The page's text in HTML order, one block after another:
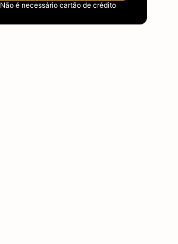
Não é necessário cartão de crédito